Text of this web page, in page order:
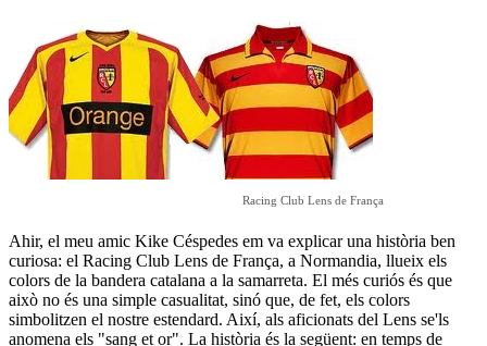
Racing Club Lens de França
Ahir, el meu amic Kike Céspedes em va explicar una història ben
curiosa: el Racing Club Lens de França, a Normandia, llueix els
colors de la bandera catalana a la samarreta. El més curiós és que
això no és una simple casualitat, sinó que, de fet, els colors
simbolitzen el nostre estendard. Així, als aficionats del Lens se'ls
anomena els "sang et or". La història és la següent: en temps de